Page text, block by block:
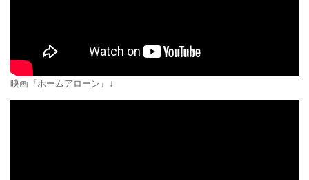
映画『ホームアローン』↓